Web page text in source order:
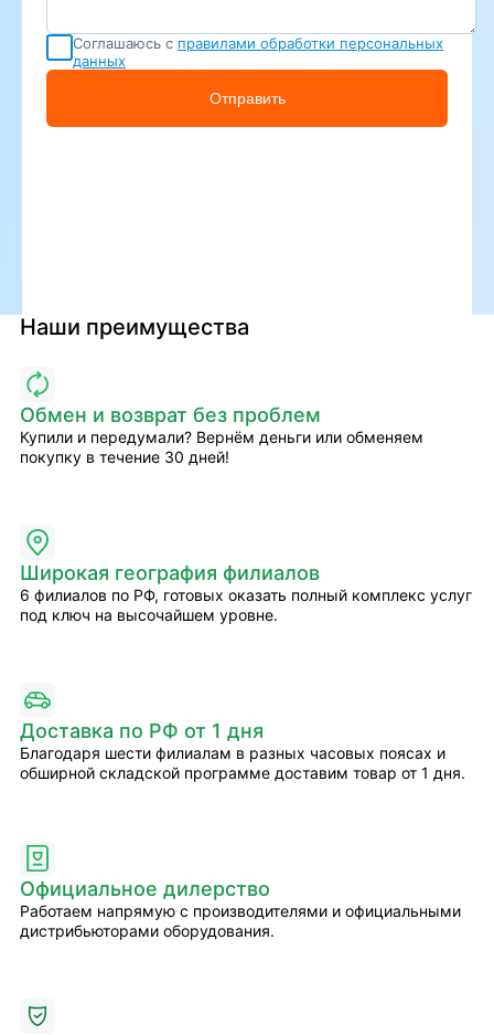
Соглашаюсь с правилами обработки персональных
данных
Отправить
Наши преимущества
Обмен и возврат без проблем
Купили и передумали? Вернём деньги или обменяем
покупку в течение 30 дней!
Широкая география филиалов
6 филиалов по РФ, готовых оказать полный комплекс услуг
под ключ на высочайшем уровне.
Доставка по РФ от 1 дня
Благодаря шести филиалам в разных часовых поясах и
обширной складской программе доставим товар от 1 дня.
Официальное дилерство
Работаем напрямую с производителями и официальными
дистрибьюторами оборудования.